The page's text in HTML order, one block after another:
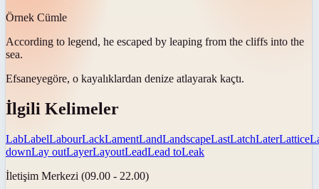
Örnek Cümle
According to legend, he escaped by leaping from the cliffs into the
sea.
Efsaneyegöre, o kayalıklardan denize atlayarak kaçtı.
İlgili Kelimeler
LabLabelLabourLackLamentLandLandscapeLastLatchLaterLattice
downLay outLayerLayoutLeadLead toLeak
İletişim Merkezi (09.00 - 22.00)